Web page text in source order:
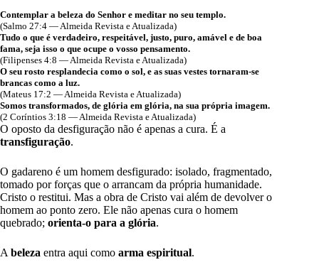
Contemplar a beleza do Senhor e meditar no seu templo.
(Salmo 27:4 — Almeida Revista e Atualizada)
Tudo o que é verdadeiro, respeitável, justo, puro, amável e de boa
fama, seja isso o que ocupe o vosso pensamento.
(Filipenses 4:8 — Almeida Revista e Atualizada)
O seu rosto resplandecia como o sol, e as suas vestes tornaram-se
brancas como a luz.
(Mateus 17:2 — Almeida Revista e Atualizada)
Somos transformados, de glória em glória, na sua própria imagem.
(2 Coríntios 3:18 — Almeida Revista e Atualizada)
O oposto da desfiguração não é apenas a cura. É a
transfiguração.
O gadareno é um homem desfigurado: isolado, fragmentado,
tomado por forças que o arrancam da própria humanidade.
Cristo o restitui. Mas a obra de Cristo vai além de devolver o
homem ao ponto zero. Ele não apenas cura o homem
quebrado; orienta-o para a glória.
A beleza entra aqui como arma espiritual.